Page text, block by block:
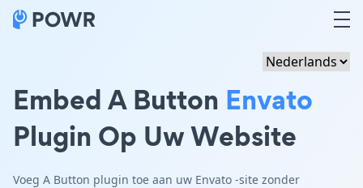
Embed A Button Envato
Plugin Op Uw Website
Voeg A Button plugin toe aan uw Envato -site zonder